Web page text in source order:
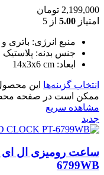
2,199,000 تومان
امتیاز 5.00 از 5
منبع انرژی: باتری
جنس بدنه: پلاستیک ABS
ابعاد: 14x3x6 cm
انتخاب گزینه‌ها این
ممکن است در صفحه
مشاهده سریع
جدید
6799WB